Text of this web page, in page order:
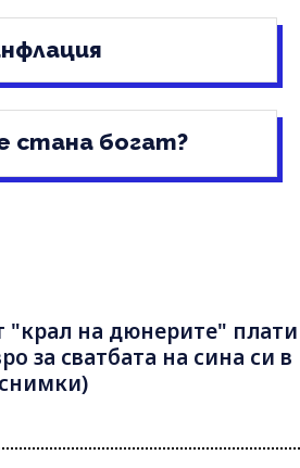
стана богат?
"крал на дюнерите" плати
за сватбата на сина си в